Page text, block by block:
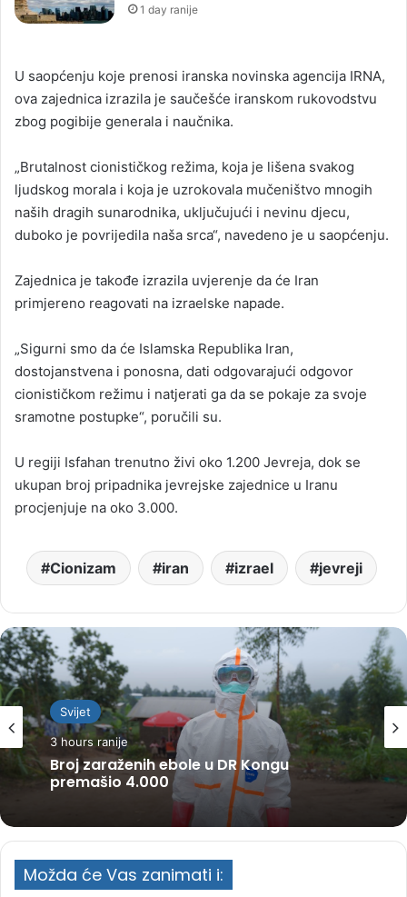
1 day ranije
U saopćenju koje prenosi iranska novinska agencija IRNA,
ova zajednica izrazila je saučešće iranskom rukovodstvu
zbog pogibije generala i naučnika.
„Brutalnost cionističkog režima, koja je lišena svakog
ljudskog morala i koja je uzrokovala mučeništvo mnogih
naših dragih sunarodnika, uključujući i nevinu djecu,
duboko je povrijedila naša srca“, navedeno je u saopćenju.
Zajednica je takođe izrazila uvjerenje da će Iran
primjereno reagovati na izraelske napade.
„Sigurni smo da će Islamska Republika Iran,
dostojanstvena i ponosna, dati odgovarajući odgovor
cionističkom režimu i natjerati ga da se pokaje za svoje
sramotne postupke“, poručili su.
U regiji Isfahan trenutno živi oko 1.200 Jevreja, dok se
ukupan broj pripadnika jevrejske zajednice u Iranu
procjenjuje na oko 3.000.
Cionizam iran izrael jevreji
Svijet
3 hours ranije
Broj zaraženih ebole u DR Kongu
premašio 4.000
Možda će Vas zanimati i: